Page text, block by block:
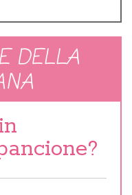
DELLA